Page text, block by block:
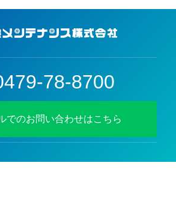
78-8700
でのお問い合わせはこちら